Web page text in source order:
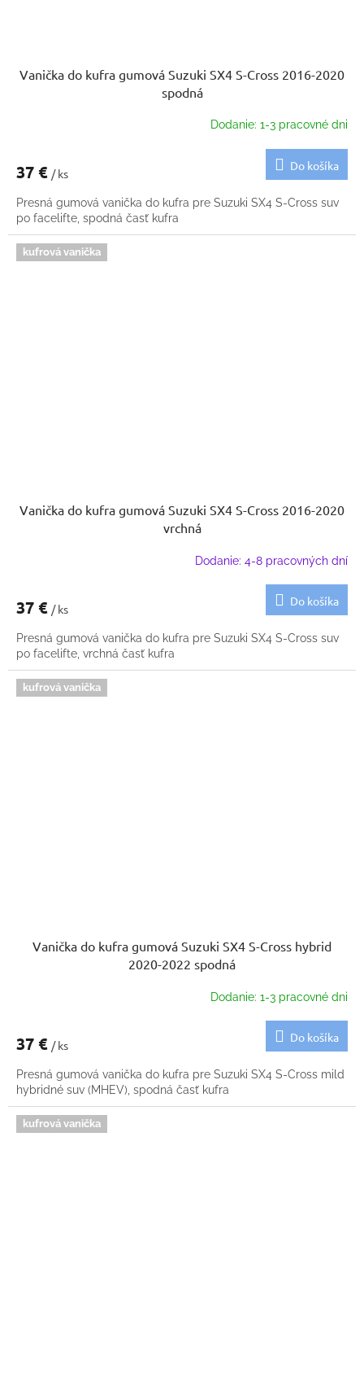
Vanička do kufra gumová Suzuki SX4 S-Cross 2016-2020
spodná
Dodanie: 1-3 pracovné dni
37 € / ks
Do košíka
Presná gumová vanička do kufra pre Suzuki SX4 S-Cross suv
po facelifte, spodná časť kufra
kufrová vanička
Vanička do kufra gumová Suzuki SX4 S-Cross 2016-2020
vrchná
Dodanie: 4-8 pracovných dní
37 € / ks
Do košíka
Presná gumová vanička do kufra pre Suzuki SX4 S-Cross suv
po facelifte, vrchná časť kufra
kufrová vanička
Vanička do kufra gumová Suzuki SX4 S-Cross hybrid
2020-2022 spodná
Dodanie: 1-3 pracovné dni
37 € / ks
Do košíka
Presná gumová vanička do kufra pre Suzuki SX4 S-Cross mild
hybridné suv (MHEV), spodná časť kufra
kufrová vanička